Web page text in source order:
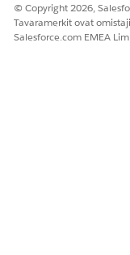
© Copyright 2026,
Tavaramerkit ovat
Salesforce.com EMEA